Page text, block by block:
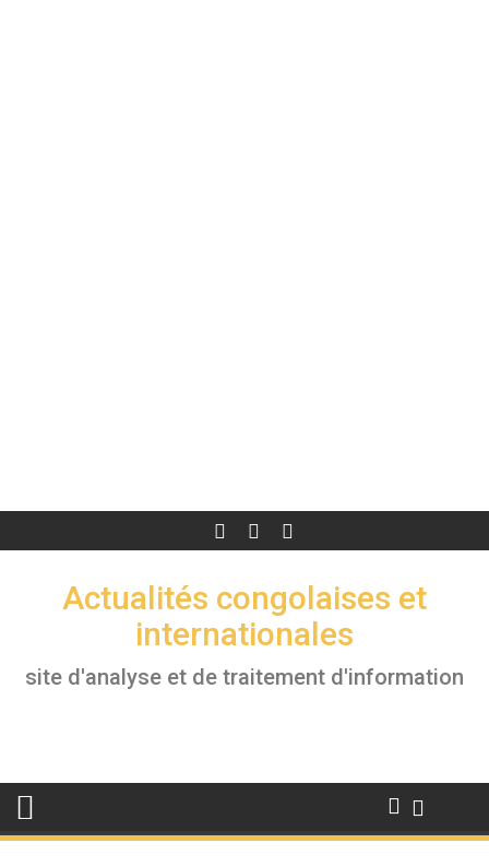
Actualités congolaises et
internationales
site d'analyse et de traitement d'information